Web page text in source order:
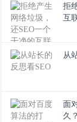
拒
互
从
面
久？